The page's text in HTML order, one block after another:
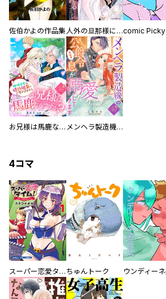
佐伯かよの作品集 人外の旦那様に娶られ毎晩ナカまで愛される…。アンソロジーcomic Picky
お兄様は馬鹿なんですか？～地味王女は婚約破棄に巻き込まれる～ メンヘラ製造機の公爵令息（過保護）が溺愛してきます
4コマ
スーパー恋愛タイム！～現場でドＳな彼女は自宅でデレる～ ちゅんトーク